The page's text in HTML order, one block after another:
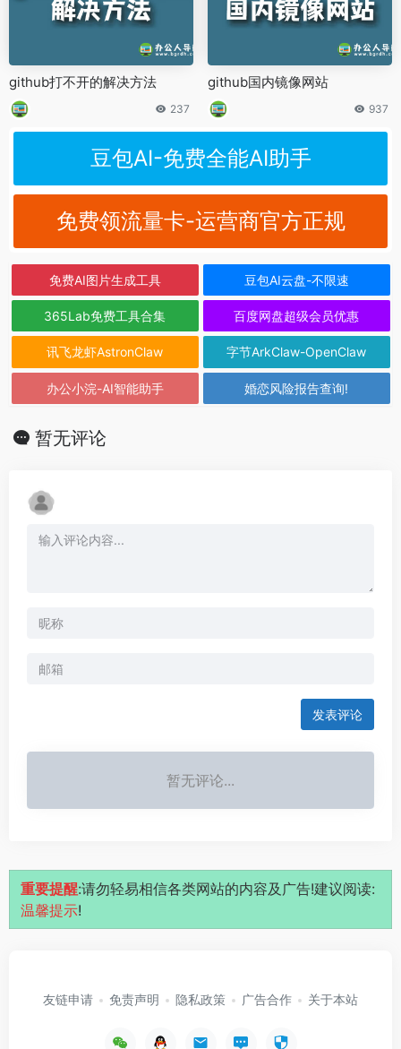
github打不开的解决方法
237
github国内镜像网站
937
豆包AI-免费全能AI助手
免费领流量卡-运营商官方正规
免费AI图片生成工具 豆包AI云盘-不限速
365Lab免费工具合集 百度网盘超级会员优惠
讯飞龙虾AstronClaw 字节ArkClaw-OpenClaw
办公小浣-AI智能助手 婚恋风险报告查询!
暂无评论
发表评论
暂无评论...
重要提醒:请勿轻易相信各类网站的内容及广告!建议阅读:
温馨提示!
友链申请 免责声明 隐私政策 广告合作 关于本站